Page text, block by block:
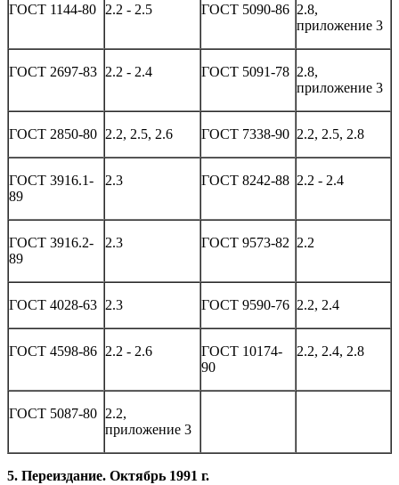
ГОСТ 1144-80 2.2 - 2.5 ГОСТ 5090-86 2.8,
приложение 3
ГОСТ 2697-83 2.2 - 2.4 ГОСТ 5091-78 2.8,
приложение 3
ГОСТ 2850-80 2.2, 2.5, 2.6 ГОСТ 7338-90 2.2, 2.5, 2.8
ГОСТ 3916.1-
89
2.3 ГОСТ 8242-88 2.2 - 2.4
ГОСТ 3916.2-
89
2.3 ГОСТ 9573-82 2.2
ГОСТ 4028-63 2.3 ГОСТ 9590-76 2.2, 2.4
ГОСТ 4598-86 2.2 - 2.6
ГОСТ 10174-
90
2.2, 2.4, 2.8
ГОСТ 5087-80 2.2,
приложение 3
5. Переиздание. Октябрь 1991 г.